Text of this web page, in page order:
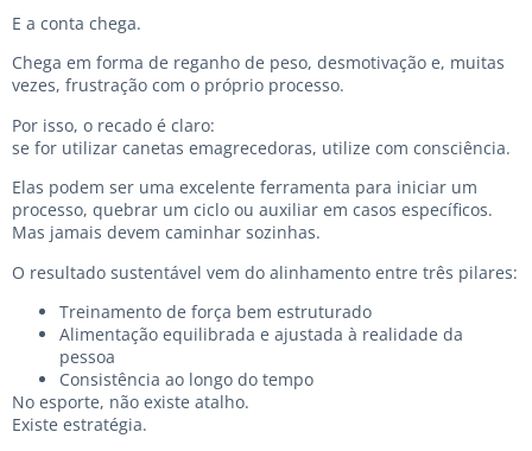
E a conta chega.
Chega em forma de reganho de peso, desmotivação e, muitas
vezes, frustração com o próprio processo.
Por isso, o recado é claro:
se for utilizar canetas emagrecedoras, utilize com consciência.
Elas podem ser uma excelente ferramenta para iniciar um
processo, quebrar um ciclo ou auxiliar em casos específicos.
Mas jamais devem caminhar sozinhas.
O resultado sustentável vem do alinhamento entre três pilares:
Treinamento de força bem estruturado
Alimentação equilibrada e ajustada à realidade da
pessoa
Consistência ao longo do tempo
No esporte, não existe atalho.
Existe estratégia.